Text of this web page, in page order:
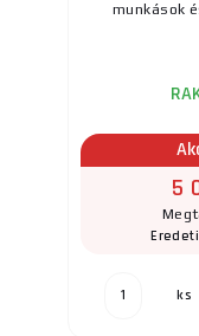
munkások
5
ks